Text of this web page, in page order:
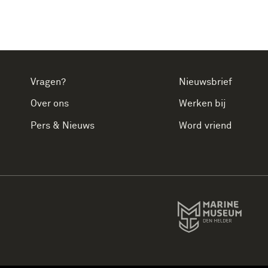
Vragen?
Over ons
Pers & Nieuws
Nieuwsbrief
Werken bij
Word vriend